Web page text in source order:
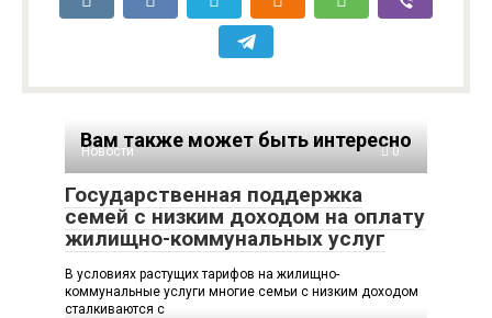
Вам также может быть интересно
Новости 0
Государственная поддержка
семей с низким доходом на оплату
жилищно-коммунальных услуг
В условиях растущих тарифов на жилищно-
коммунальные услуги многие семьи с низким доходом
сталкиваются с